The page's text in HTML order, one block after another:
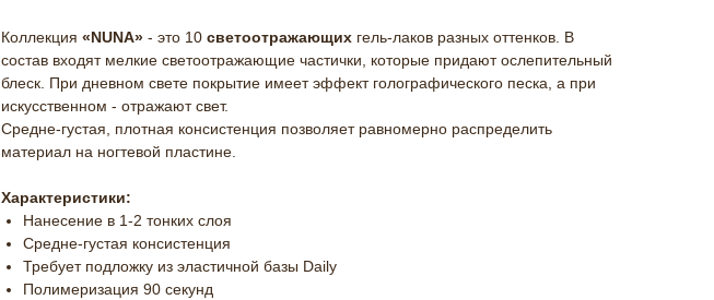
Коллекция «NUNA» - это 10 светоотражающих гель-лаков разных оттенков. В
состав входят мелкие светоотражающие частички, которые придают ослепительный
блеск. При дневном свете покрытие имеет эффект голографического песка, а при
искусственном - отражают свет.
Средне-густая, плотная консистенция позволяет равномерно распределить
материал на ногтевой пластине.
Характеристики:
Нанесение в 1-2 тонких слоя
Средне-густая консистенция
Требует подложку из эластичной базы Daily
Полимеризация 90 секунд